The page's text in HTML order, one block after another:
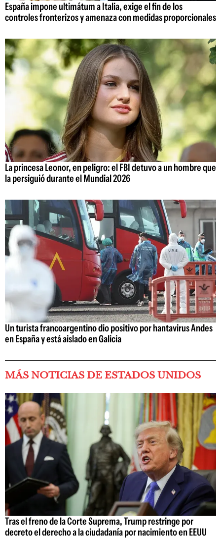
España impone ultimátum a Italia, exige el fin de los
controles fronterizos y amenaza con medidas proporcionales
La princesa Leonor, en peligro: el FBI detuvo a un hombre que
la persiguió durante el Mundial 2026
Un turista francoargentino dio positivo por hantavirus Andes
en España y está aislado en Galicia
MÁS NOTICIAS DE ESTADOS UNIDOS
Tras el freno de la Corte Suprema, Trump restringe por
decreto el derecho a la ciudadanía por nacimiento en EEUU